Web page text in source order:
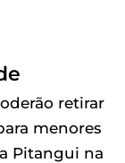
retirar
menores
Pitangui na